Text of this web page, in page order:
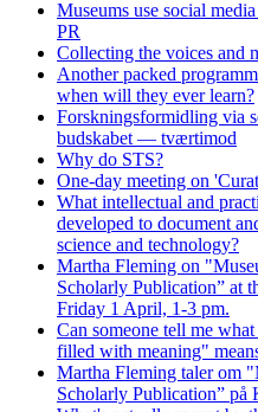
Museums use social
PR
Collecting the voices and
Another packed
when will they ever learn?
Forskningsformidling via
budskabet — tværtimod
Why do STS?
One-day meeting on
What intellectual and
developed to document
science and technology?
Martha Fleming on
Scholarly Publication” at
Friday 1 April, 1-3 pm.
Can someone tell me
filled with meaning"
Martha Fleming taler om
Scholarly Publication” på